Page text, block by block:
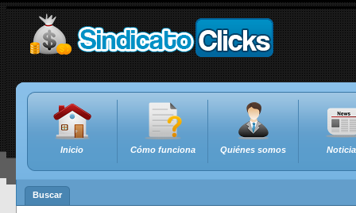
Inicio Cómo funciona Quiénes somos
Buscar